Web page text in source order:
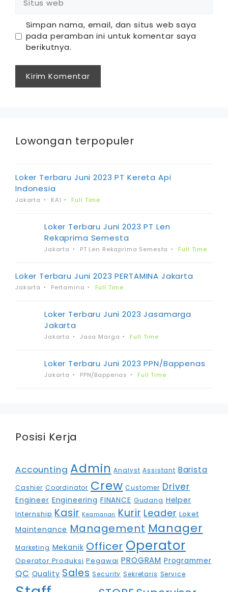
web
Simpan nama, email, dan situs web saya
pada peramban ini untuk komentar saya
berikutnya.
Lowongan terpopuler
Loker Terbaru Juni 2023 PT Kereta Api
Indonesia
Jakarta KAI Full Time
Loker Terbaru Juni 2023 PT Len
Rekaprima Semesta
Jakarta PT Len Rekaprima Semesta Full Time
Loker Terbaru Juni 2023 PERTAMINA Jakarta
Jakarta Pertamina Full Time
Loker Terbaru Juni 2023 Jasamarga
Jakarta
Jakarta Jasa Marga Full Time
Loker Terbaru Juni 2023 PPN/Bappenas
Jakarta PPN/Bappenas Full Time
Posisi Kerja
Accounting Admin Analyst Assistant Barista
Cashier Coordinator Crew Customer Driver
Engineer Engineering FINANCE Gudang Helper
Internship Kasir Keamanan Kurir Leader Loket
Maintenance Management Manager
Marketing Mekanik Officer Operator
Operator Produksi Pegawai PROGRAM Programmer
QC Quality Sales Security Sekretaris Service